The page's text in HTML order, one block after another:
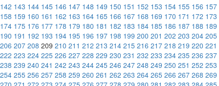
142 143 144 145 146 147 148 149 150 151 152 153 154 155 156 157
158 159 160 161 162 163 164 165 166 167 168 169 170 171 172 173
174 175 176 177 178 179 180 181 182 183 184 185 186 187 188 189
190 191 192 193 194 195 196 197 198 199 200 201 202 203 204 205
206 207 208 209 210 211 212 213 214 215 216 217 218 219 220 221
222 223 224 225 226 227 228 229 230 231 232 233 234 235 236 237
238 239 240 241 242 243 244 245 246 247 248 249 250 251 252 253
254 255 256 257 258 259 260 261 262 263 264 265 266 267 268 269